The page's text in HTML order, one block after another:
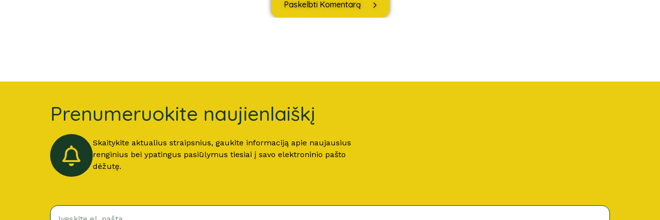
Paskelbti Komentarą
Prenumeruokite naujienlaiškį
Skaitykite aktualius straipsnius, gaukite informaciją apie naujausius
renginius bei ypatingus pasiūlymus tiesiai į savo elektroninio pašto
dėžutę.